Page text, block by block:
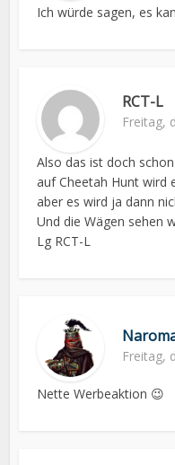
Ich würde sagen, es
RCT-L
Freitag,
Also das ist doch
auf Cheetah Hunt wird
aber es wird ja dann
Und die Wägen sehen
Lg RCT-L
Freitag,
Nette Werbeaktion 😉